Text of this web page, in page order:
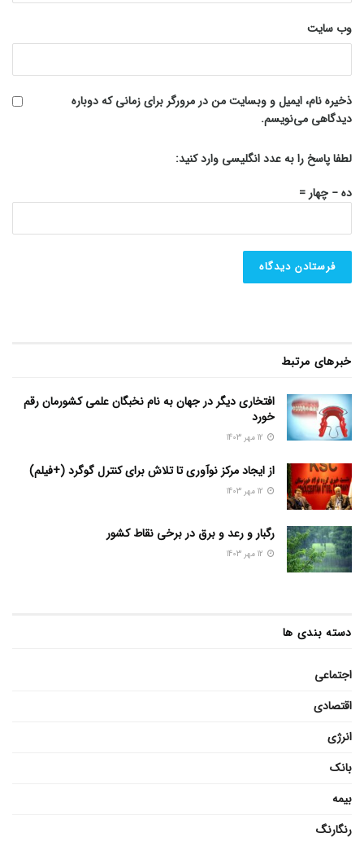
وب‌ سایت
ذخیره نام، ایمیل و وبسایت من در مرورگر برای زمانی که دوباره
دیدگاهی می‌نویسم.
لطفا پاسخ را به عدد انگلیسی وارد کنید:
ده − چهار =
خبرهای مرتبط
افتخاری دیگر در جهان به نام نخبگان علمی کشورمان رقم
خورد
از ایجاد مرکز نوآوری تا تلاش برای کنترل گوگرد (+فیلم)
رگبار و رعد و برق در برخی نقاط کشور
دسته بندی ها
اجتماعی
اقتصادی
انرژی
بانک
بیمه
رنگارنگ